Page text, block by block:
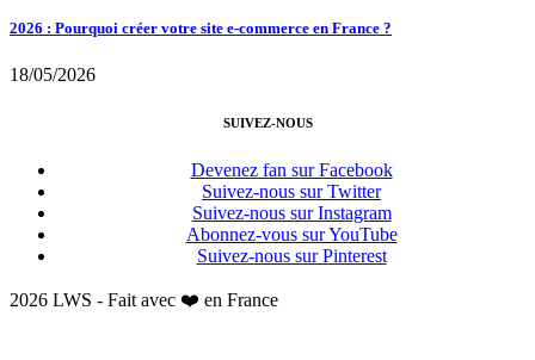
2026 : Pourquoi créer votre site e-commerce en France ?
18/05/2026
SUIVEZ-NOUS
Devenez fan sur Facebook
Suivez-nous sur Twitter
Suivez-nous sur Instagram
Abonnez-vous sur YouTube
Suivez-nous sur Pinterest
2026 LWS - Fait avec ❤️ en France